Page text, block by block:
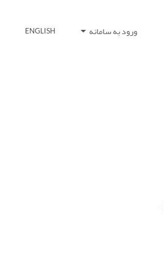
ورود به سامانه ENGLISH